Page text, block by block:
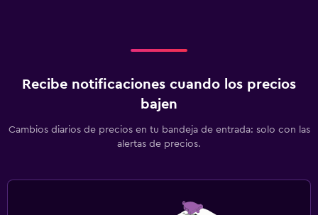
Recibe notificaciones cuando los precios
bajen
Cambios diarios de precios en tu bandeja de entrada: solo con las
alertas de precios.